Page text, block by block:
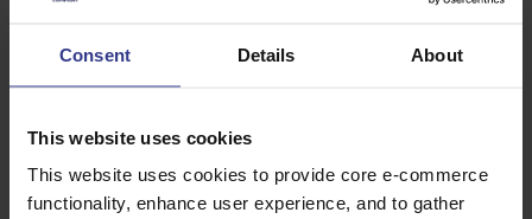
Consent Details About
This website uses cookies
This website uses cookies to provide core e-commerce
functionality, enhance user experience, and to gather
«Añadir a presupuesto» para obtener un presupuesto.